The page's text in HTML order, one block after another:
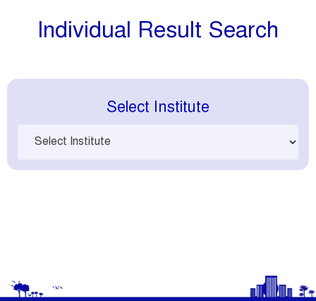
Individual Result Search
Select Institute